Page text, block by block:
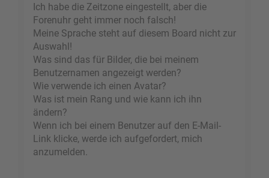
Ich habe die Zeitzone eingestellt, aber die
Forenuhr geht immer noch falsch!
Meine Sprache steht auf diesem Board nicht zur
Auswahl!
Was sind das für Bilder, die bei meinem
Benutzernamen angezeigt werden?
Wie verwende ich einen Avatar?
Was ist mein Rang und wie kann ich ihn
ändern?
Wenn ich bei einem Benutzer auf den E-Mail-
Link klicke, werde ich aufgefordert, mich
anzumelden.